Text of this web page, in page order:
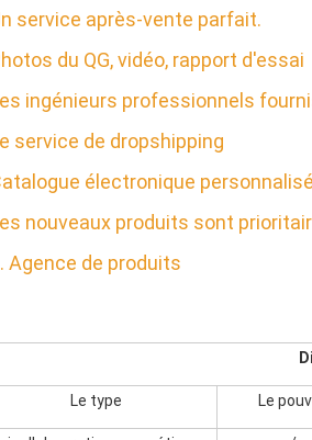
service après-vente parfait.
du QG, vidéo, rapport d'essai
ingénieurs professionnels
service de dropshipping
électronique personnalisé
nouveaux produits sont
Agence de produits
Le type Le